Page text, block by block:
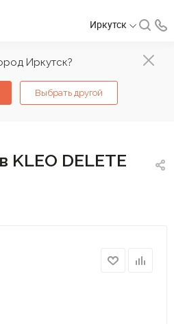
Иркутск?
Выбрать другой
Иркутск
KLEO DELETE